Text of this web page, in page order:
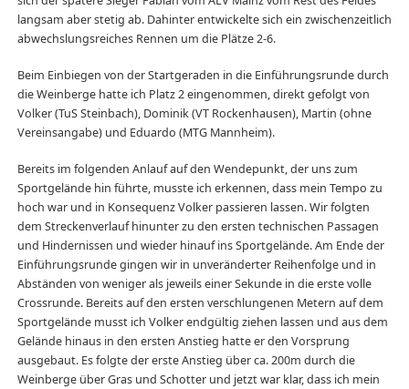
langsam aber stetig ab. Dahinter entwickelte sich ein zwischenzeitlich
abwechslungsreiches Rennen um die Plätze 2-6.
Beim Einbiegen von der Startgeraden in die Einführungsrunde durch
die Weinberge hatte ich Platz 2 eingenommen, direkt gefolgt von
Volker (TuS Steinbach), Dominik (VT Rockenhausen), Martin (ohne
Vereinsangabe) und Eduardo (MTG Mannheim).
Bereits im folgenden Anlauf auf den Wendepunkt, der uns zum
Sportgelände hin führte, musste ich erkennen, dass mein Tempo zu
hoch war und in Konsequenz Volker passieren lassen. Wir folgten
dem Streckenverlauf hinunter zu den ersten technischen Passagen
und Hindernissen und wieder hinauf ins Sportgelände. Am Ende der
Einführungsrunde gingen wir in unveränderter Reihenfolge und in
Abständen von weniger als jeweils einer Sekunde in die erste volle
Crossrunde. Bereits auf den ersten verschlungenen Metern auf dem
Sportgelände musst ich Volker endgültig ziehen lassen und aus dem
Gelände hinaus in den ersten Anstieg hatte er den Vorsprung
ausgebaut. Es folgte der erste Anstieg über ca. 200m durch die
Weinberge über Gras und Schotter und jetzt war klar, dass ich mein